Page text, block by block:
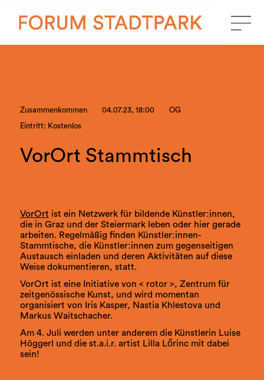
Zusammenkommen 04.07.23, 18:00 OG
Eintritt: Kostenlos
VorOrt Stammtisch
VorOrt ist ein Netzwerk für bildende Künstler:innen,
die in Graz und der Steiermark leben oder hier gerade
arbeiten. Regelmäßig finden Künstler:innen-
Stammtische, die Künstler:innen zum gegenseitigen
Austausch einladen und deren Aktivitäten auf diese
Weise dokumentieren, statt.
VorOrt ist eine Initiative von < rotor >, Zentrum für
zeitgenössische Kunst, und wird momentan
organisiert von Iris Kasper, Nastia Khlestova und
Markus Waitschacher.
Am 4. Juli werden unter anderem die Künstlerin Luise
Höggerl und die st.a.i.r. artist Lilla Lőrinc mit dabei
sein!